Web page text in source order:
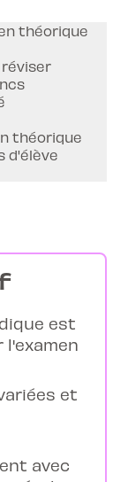
théorique
théorique
d'élève
est
et
avec